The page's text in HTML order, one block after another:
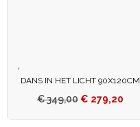
DANS IN HET LICHT 90X120CM
€349,00 € 279,20